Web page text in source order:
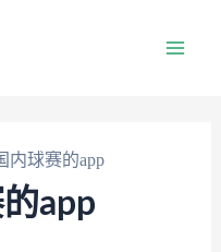
内球赛的app
app